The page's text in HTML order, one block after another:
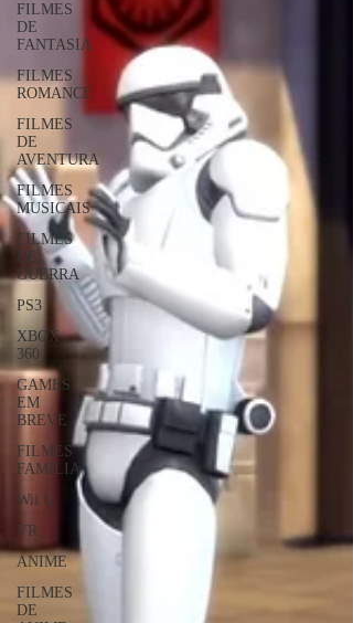
FILMES
DE
FANTASIA
FILMES
ROMANCE
FILMES
DE
AVENTURA
FILMES
MUSICAIS
FILMES
DE
GUERRA
PS3
XBOX
360
GAMES
EM
BREVE
FILMES
FAMÍLIA
Wii U
VR
ANIME
FILMES
DE